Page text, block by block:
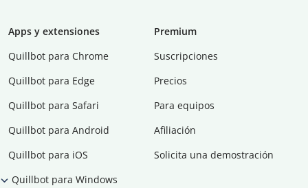
Apps y extensiones
Quillbot para Chrome
Quillbot para Edge
Quillbot para Safari
Quillbot para Android
Quillbot para iOS
Quillbot para Windows
Premium
Suscripciones
Precios
Para equipos
Afiliación
Solicita una demostración